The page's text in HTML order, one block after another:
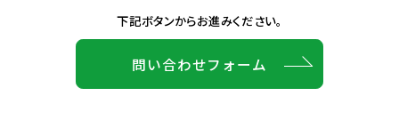
下記ボタンからお進みください。
問い合わせフォーム